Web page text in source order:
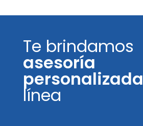
Te brindamos
asesoría
personalizada
línea